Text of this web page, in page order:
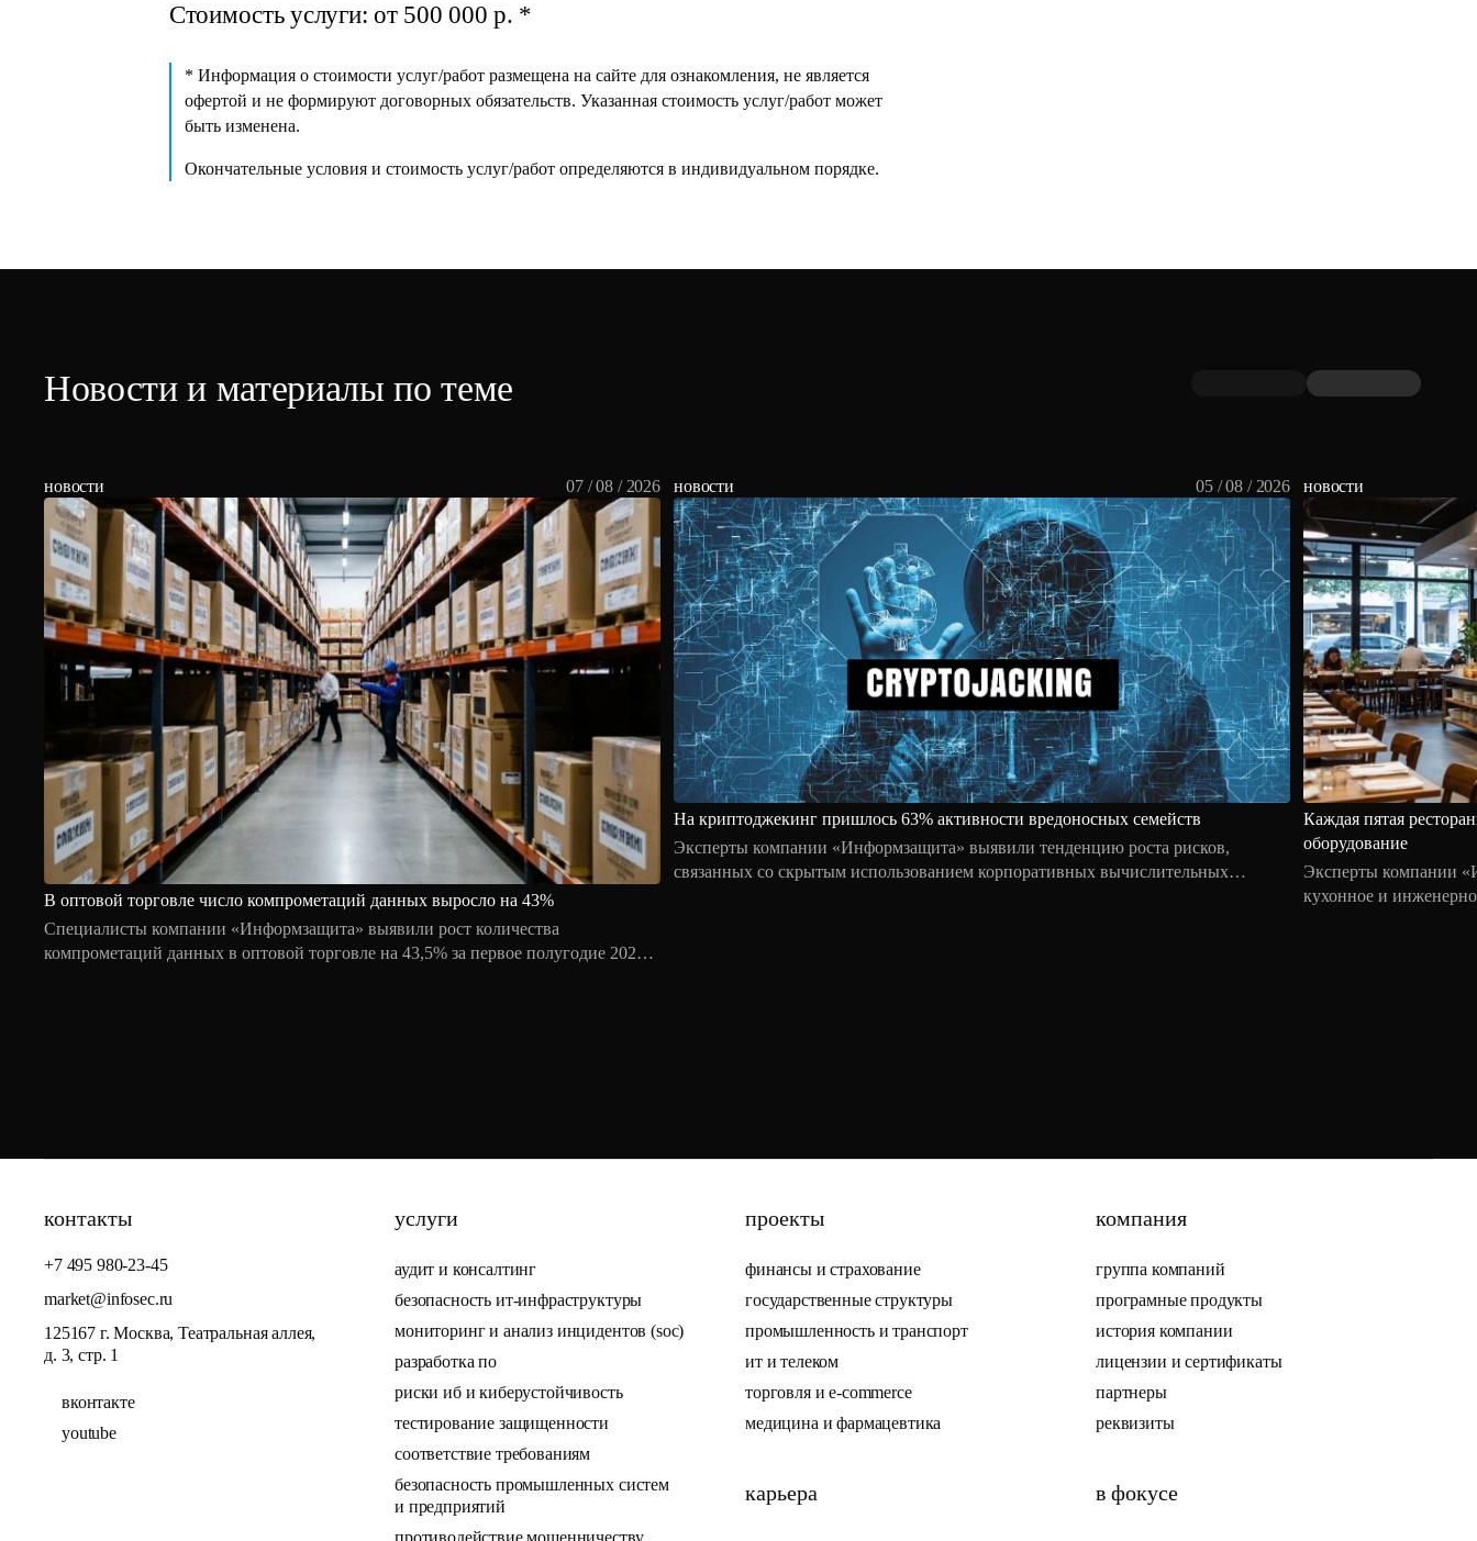
Стоимость услуги: от 500 000 р. *
* Информация о стоимости услуг/работ размещена на сайте для ознакомления, не является
офертой и не формируют договорных обязательств. Указанная стоимость услуг/работ может
быть изменена.
Окончательные условия и стоимость услуг/работ определяются в индивидуальном порядке.
Новости и материалы по теме
новости 07 / 08 / 2026
В оптовой торговле число компрометаций данных выросло на 43%
Специалисты компании «Информзащита» выявили рост количества
компрометаций данных в оптовой торговле на 43,5% за первое полугодие 2026
новости 05 / 08 / 2026
На криптоджекинг пришлось 63% активности вредоносных семейств
Эксперты компании «Информзащита» выявили тенденцию роста рисков,
связанных со скрытым использованием корпоративных вычислительных
новости
Каждая пятая
оборудование
Эксперты компании
кухонное и
контакты
+7 495 980-23-45
market@infosec.ru
125167 г. Москва, Театральная аллея,
д. 3, стр. 1
вконтакте
youtube
услуги
аудит и консалтинг
безопасность ит-инфраструктуры
мониторинг и анализ инцидентов (soc)
разработка по
риски иб и киберустойчивость
тестирование защищенности
соответствие требованиям
безопасность промышленных систем
и предприятий
проекты
финансы и страхование
государственные структуры
промышленность и транспорт
ит и телеком
торговля и e-commerce
медицина и фармацевтика
карьера
компания
группа компаний
програмные продукты
история компании
лицензии и сертификаты
партнеры
реквизиты
в фокусе